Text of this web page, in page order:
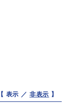
【 表示 ／ 非表示 】